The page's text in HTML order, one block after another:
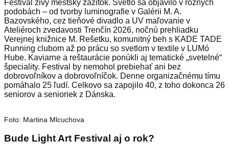
Festival živý mestský zážitok. Svetlo sa objavilo v rôznych
podobách – od tvorby luminografie v Galérii M. A.
Bazovského, cez tieňové divadlo a UV maľovanie v
Ateliéroch zvedavosti Trenčín 2026, nočnú prehliadku
Verejnej knižnice M. Rešetku, komunitný beh s KADE TADE
Running clubom až po prácu so svetlom v textile v LUMó
Hube. Kaviarne a reštaurácie ponúkli aj tematické „svetelné“
špeciality. Festival by nemohol prebiehať ani bez
dobrovoľníkov a dobrovoľníčok. Denne organizačnému tímu
pomáhalo 25 ľudí. Celkovo sa zapojilo 40, z toho dokonca 26
seniorov a senioriek z Dánska.
Foto: Martina Mlcuchova
Bude Light Art Festival aj o rok?